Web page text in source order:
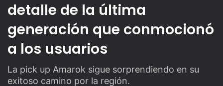
detalle de la última
generación que conmocionó
a los usuarios
La pick up Amarok sigue sorprendiendo en su
exitoso camino por la región.